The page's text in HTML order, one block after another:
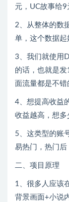
元，UC故事给9
2、从整体的数
单，这个数据起
3、我们就使用
的话，也就是
面流量都是不错
4、想提高收益
收益越高，想多
5、这类型的账
易热门，热门后
二、项目原理
1、很多人应该
背景画面+小说